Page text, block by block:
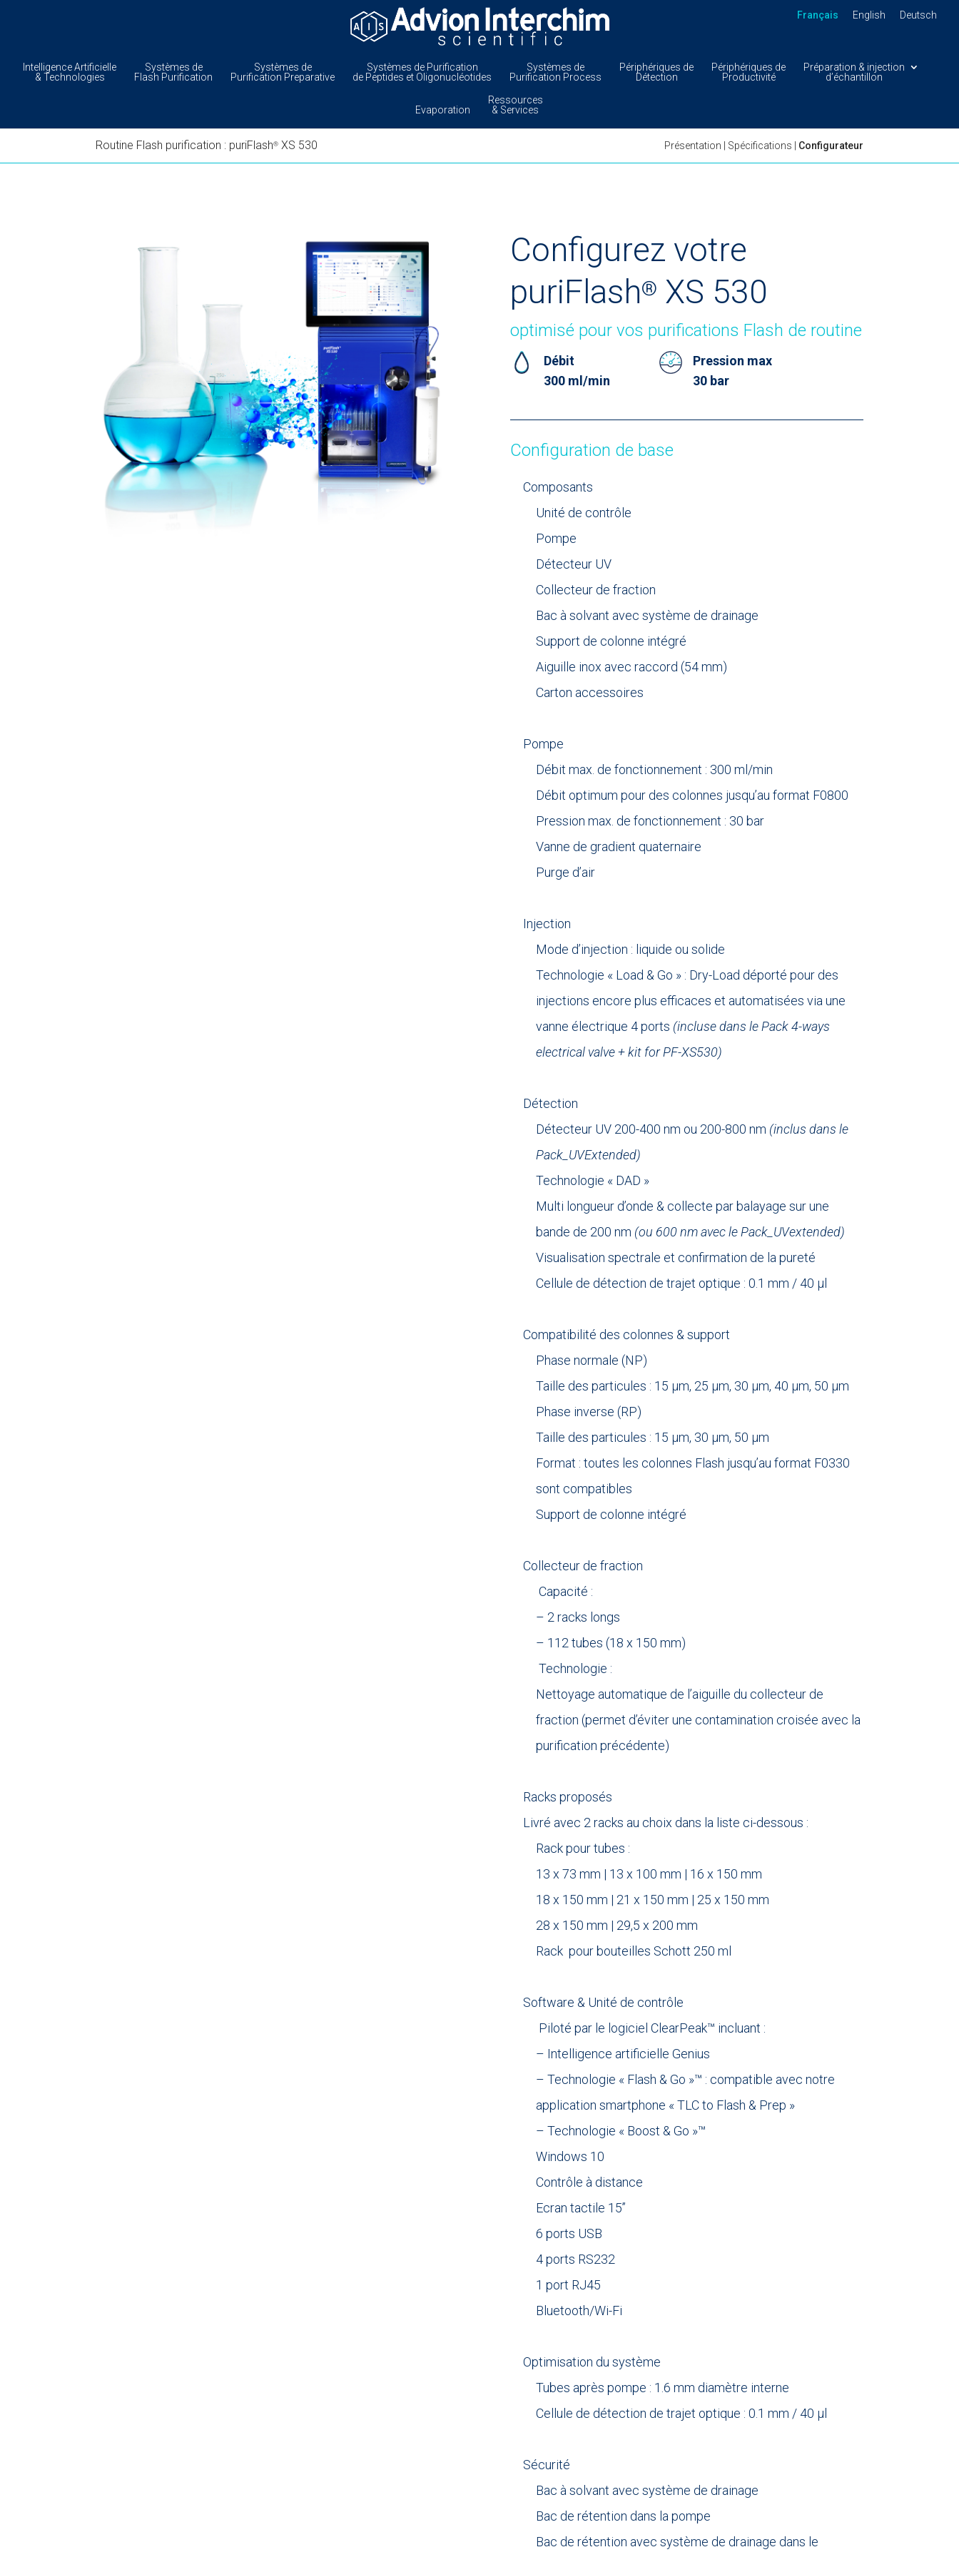
Français English Deutsch
Intelligence Artificielle
& Technologies
Systèmes de
Flash Purification
Systèmes de
Purification Preparative
Systèmes de Purification
de Peptides et Oligonucléotides
Systèmes de
Purification Process
Périphériques de
Détection
Périphériques de
Productivité
Préparation & injection
d’échantillon
Evaporation
Ressources
& Services
Routine Flash purification : puriFlash® XS 530 Présentation | Spécifications | Configurateur
Configurez votre
puriFlash® XS 530
optimisé pour vos purifications Flash de routine
Débit
300 ml/min
Pression max
30 bar
Configuration de base
Composants
Unité de contrôle
Pompe
Détecteur UV
Collecteur de fraction
Bac à solvant avec système de drainage
Support de colonne intégré
Aiguille inox avec raccord (54 mm)
Carton accessoires
Pompe
Débit max. de fonctionnement : 300 ml/min
Débit optimum pour des colonnes jusqu’au format F0800
Pression max. de fonctionnement : 30 bar
Vanne de gradient quaternaire
Purge d’air
Injection
Mode d’injection : liquide ou solide
Technologie « Load & Go » : Dry-Load déporté pour des
injections encore plus efficaces et automatisées via une
vanne électrique 4 ports (incluse dans le Pack 4-ways
electrical valve + kit for PF-XS530)
Détection
Détecteur UV 200-400 nm ou 200-800 nm (inclus dans le
Pack_UVExtended)
Technologie « DAD »
Multi longueur d’onde & collecte par balayage sur une
bande de 200 nm (ou 600 nm avec le Pack_UVextended)
Visualisation spectrale et confirmation de la pureté
Cellule de détection de trajet optique : 0.1 mm / 40 µl
Compatibilité des colonnes & support
Phase normale (NP)
Taille des particules : 15 µm, 25 µm, 30 µm, 40 µm, 50 µm
Phase inverse (RP)
Taille des particules : 15 µm, 30 µm, 50 µm
Format : toutes les colonnes Flash jusqu’au format F0330
sont compatibles
Support de colonne intégré
Collecteur de fraction
Capacité :
– 2 racks longs
– 112 tubes (18 x 150 mm)
Technologie :
Nettoyage automatique de l’aiguille du collecteur de
fraction (permet d’éviter une contamination croisée avec la
purification précédente)
Racks proposés
Livré avec 2 racks au choix dans la liste ci-dessous :
Rack pour tubes :
13 x 73 mm | 13 x 100 mm | 16 x 150 mm
18 x 150 mm | 21 x 150 mm | 25 x 150 mm
28 x 150 mm | 29,5 x 200 mm
Rack pour bouteilles Schott 250 ml
Software & Unité de contrôle
Piloté par le logiciel ClearPeak™ incluant :
– Intelligence artificielle Genius
– Technologie « Flash & Go »™ : compatible avec notre
application smartphone « TLC to Flash & Prep »
– Technologie « Boost & Go »™
Windows 10
Contrôle à distance
Ecran tactile 15’’
6 ports USB
4 ports RS232
1 port RJ45
Bluetooth/Wi-Fi
Optimisation du système
Tubes après pompe : 1.6 mm diamètre interne
Cellule de détection de trajet optique : 0.1 mm / 40 µl
Sécurité
Bac à solvant avec système de drainage
Bac de rétention dans la pompe
Bac de rétention avec système de drainage dans le